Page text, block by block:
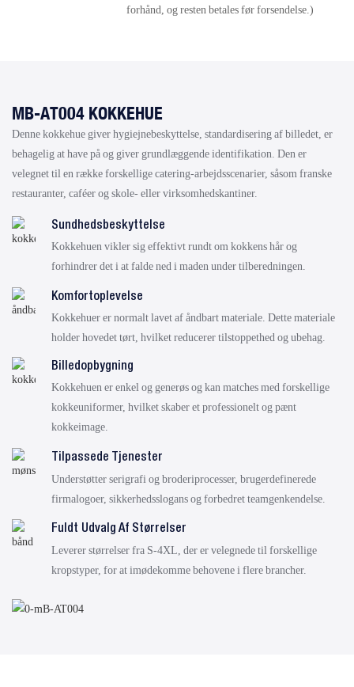
forhånd, og resten betales før forsendelse.)
MB-AT004 KOKKEHUE
Denne kokkehue giver hygiejnebeskyttelse, standardisering af billedet, er
behagelig at have på og giver grundlæggende identifikation. Den er
velegnet til en række forskellige catering-arbejdsscenarier, såsom franske
restauranter, caféer og skole- eller virksomhedskantiner.
Sundhedsbeskyttelse
Kokkehuen vikler sig effektivt rundt om kokkens hår og
forhindrer det i at falde ned i maden under tilberedningen.
Komfortoplevelse
Kokkehuer er normalt lavet af åndbart materiale. Dette materiale
holder hovedet tørt, hvilket reducerer tilstoppethed og ubehag.
Billedopbygning
Kokkehuen er enkel og generøs og kan matches med forskellige
kokkeuniformer, hvilket skaber et professionelt og pænt
kokkeimage.
Tilpassede Tjenester
Understøtter serigrafi og broderiprocesser, brugerdefinerede
firmalogoer, sikkerhedsslogans og forbedret teamgenkendelse.
Fuldt Udvalg Af Størrelser
Leverer størrelser fra S-4XL, der er velegnede til forskellige
kropstyper, for at imødekomme behovene i flere brancher.